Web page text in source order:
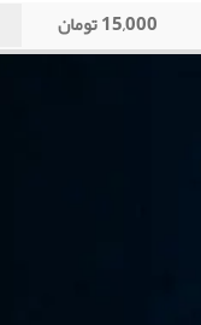
15,000 تومان